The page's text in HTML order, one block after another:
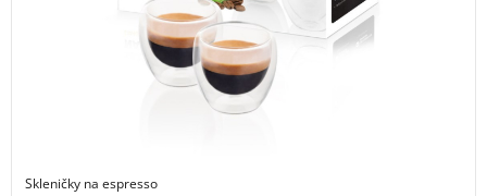
Skleničky na espresso